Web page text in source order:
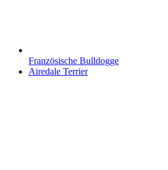
Französische Bulldogge
Airedale Terrier